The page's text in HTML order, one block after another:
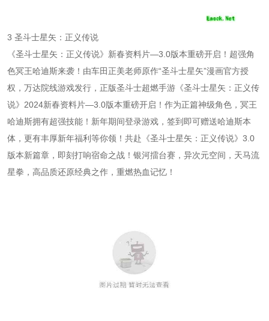
3 圣斗士星矢：正义传说
《圣斗士星矢：正义传说》新春资料片—3.0版本重磅开启！超强角
色冥王哈迪斯来袭！由车田正美老师原作“圣斗士星矢”漫画官方授
权，万达院线游戏发行，正版圣斗士超燃手游《圣斗士星矢：正义传
说》2024新春资料片—3.0版本重磅开启！作为正篇神级角色，冥王
哈迪斯拥有超强技能！新年期间登录游戏，签到即可赠送哈迪斯本
体，更有丰厚新年福利等你领！共赴《圣斗士星矢：正义传说》3.0
版本新篇章，即刻打响宿命之战！银河擂台赛，异次元空间，天马流
星拳，高品质还原经典之作，重燃热血记忆！